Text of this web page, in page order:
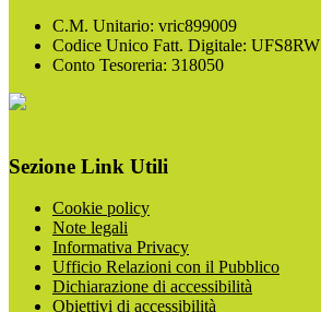
C.M. Unitario: vric899009
Codice Unico Fatt. Digitale: UFS8RW
Conto Tesoreria: 318050
Sezione Link Utili
Cookie policy
Note legali
Informativa Privacy
Ufficio Relazioni con il Pubblico
Dichiarazione di accessibilità
Obiettivi di accessibilità